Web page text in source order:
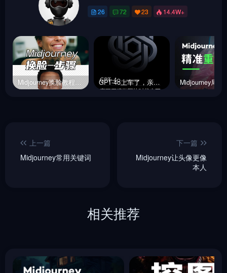
26 72 23 14.4W+
Midjourney换脸教程，内含指令链接 GPT-4o上车了，亲测效果确实非常炸
上一篇
Midjourney常用关键词
下一篇
Midjourney让头像更像
本人
相关推荐